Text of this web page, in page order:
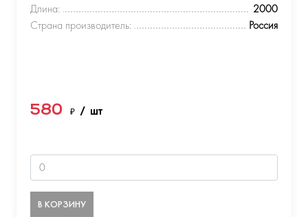
Длина:
2000
Страна производитель:
Россия
580 ₽ / шт
В КОРЗИНУ